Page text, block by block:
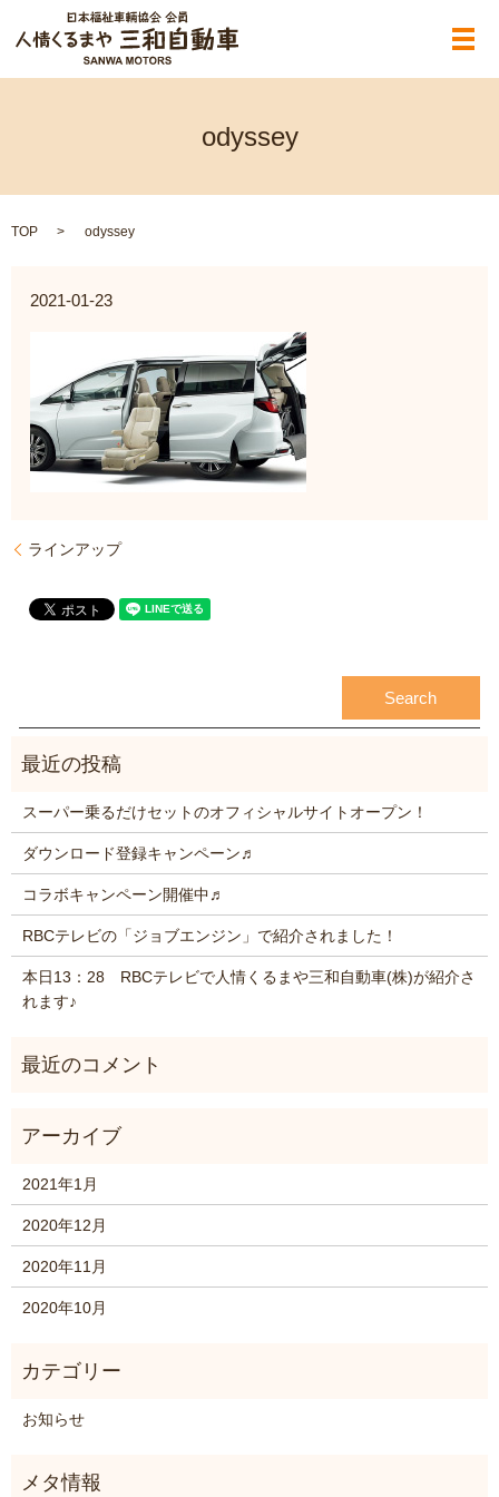
メ
odyssey
TOP odyssey
2021-01-23
ラインアップ
スーパー乗るだけセットのオフィシャルサイトオープン！
ダウンロード登録キャンペーン♬
コラボキャンペーン開催中♬
RBCテレビの「ジョブエンジン」で紹介されました！
本日13：28 RBCテレビで人情くるまや三和自動車(株)が紹介さ
れます♪
2021年1月
2020年12月
2020年11月
2020年10月
お知らせ